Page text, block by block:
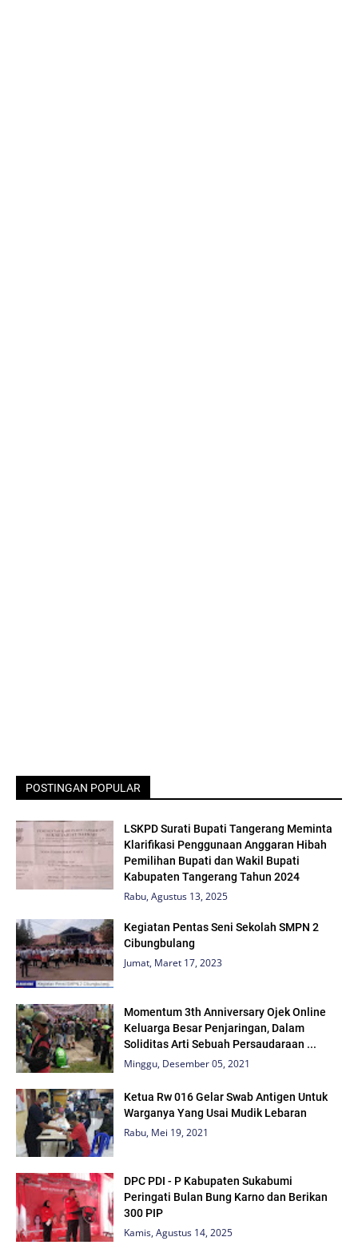
POSTINGAN POPULAR
LSKPD Surati Bupati Tangerang Meminta
Klarifikasi Penggunaan Anggaran Hibah
Pemilihan Bupati dan Wakil Bupati
Kabupaten Tangerang Tahun 2024
Rabu, Agustus 13, 2025
Kegiatan Pentas Seni Sekolah SMPN 2
Cibungbulang
Jumat, Maret 17, 2023
Momentum 3th Anniversary Ojek Online
Keluarga Besar Penjaringan, Dalam
Soliditas Arti Sebuah Persaudaraan ...
Minggu, Desember 05, 2021
Ketua Rw 016 Gelar Swab Antigen Untuk
Warganya Yang Usai Mudik Lebaran
Rabu, Mei 19, 2021
DPC PDI - P Kabupaten Sukabumi
Peringati Bulan Bung Karno dan Berikan
300 PIP
Kamis, Agustus 14, 2025